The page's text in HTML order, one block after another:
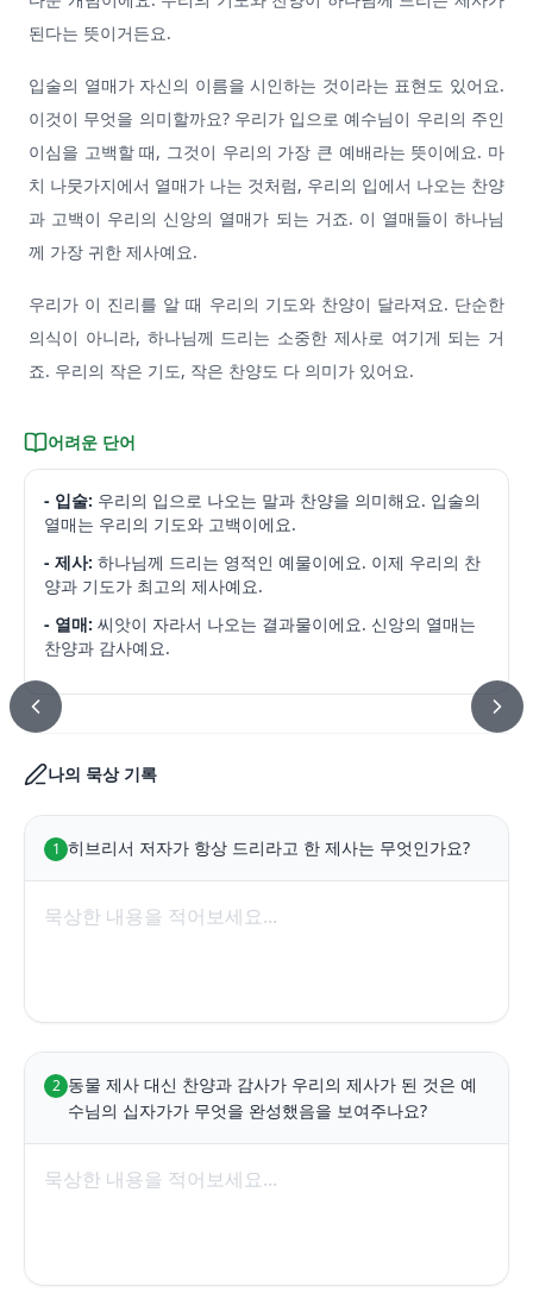
된다는 뜻이거든요.
입술의 열매가 자신의 이름을 시인하는 것이라는 표현도 있어요.
이것이 무엇을 의미할까요? 우리가 입으로 예수님이 우리의 주인
이심을 고백할 때, 그것이 우리의 가장 큰 예배라는 뜻이에요. 마
치 나뭇가지에서 열매가 나는 것처럼, 우리의 입에서 나오는 찬양
과 고백이 우리의 신앙의 열매가 되는 거죠. 이 열매들이 하나님
께 가장 귀한 제사예요.
우리가 이 진리를 알 때 우리의 기도와 찬양이 달라져요. 단순한
의식이 아니라, 하나님께 드리는 소중한 제사로 여기게 되는 거
죠. 우리의 작은 기도, 작은 찬양도 다 의미가 있어요.
어려운 단어
- 입술: 우리의 입으로 나오는 말과 찬양을 의미해요. 입술의
열매는 우리의 기도와 고백이에요.
- 제사: 하나님께 드리는 영적인 예물이에요. 이제 우리의 찬
양과 기도가 최고의 제사예요.
- 열매: 씨앗이 자라서 나오는 결과물이에요. 신앙의 열매는
찬양과 감사예요.
나의 묵상 기록
1 히브리서 저자가 항상 드리라고 한 제사는 무엇인가요?
2 동물 제사 대신 찬양과 감사가 우리의 제사가 된 것은 예
수님의 십자가가 무엇을 완성했음을 보여주나요?